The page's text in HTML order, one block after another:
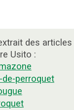
des
Usito :
de-perroquet